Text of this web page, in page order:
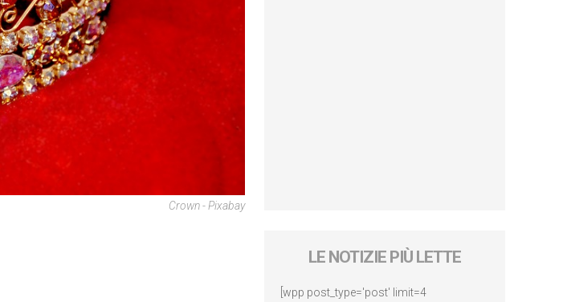
Crown - Pixabay
LE NOTIZIE PIÙ LETTE
[wpp post_type='post' limit=4